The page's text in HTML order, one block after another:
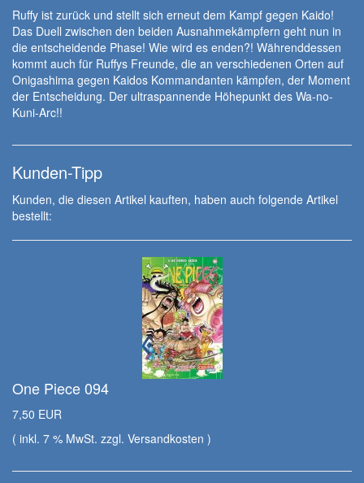
Ruffy ist zurück und stellt sich erneut dem Kampf gegen Kaido!
Das Duell zwischen den beiden Ausnahmekämpfern geht nun in
die entscheidende Phase! Wie wird es enden?! Währenddessen
kommt auch für Ruffys Freunde, die an verschiedenen Orten auf
Onigashima gegen Kaidos Kommandanten kämpfen, der Moment
der Entscheidung. Der ultraspannende Höhepunkt des Wa-no-
Kuni-Arc!!
Kunden-Tipp
Kunden, die diesen Artikel kauften, haben auch folgende Artikel
bestellt:
One Piece 094
7,50 EUR
( inkl. 7 % MwSt. zzgl. Versandkosten )